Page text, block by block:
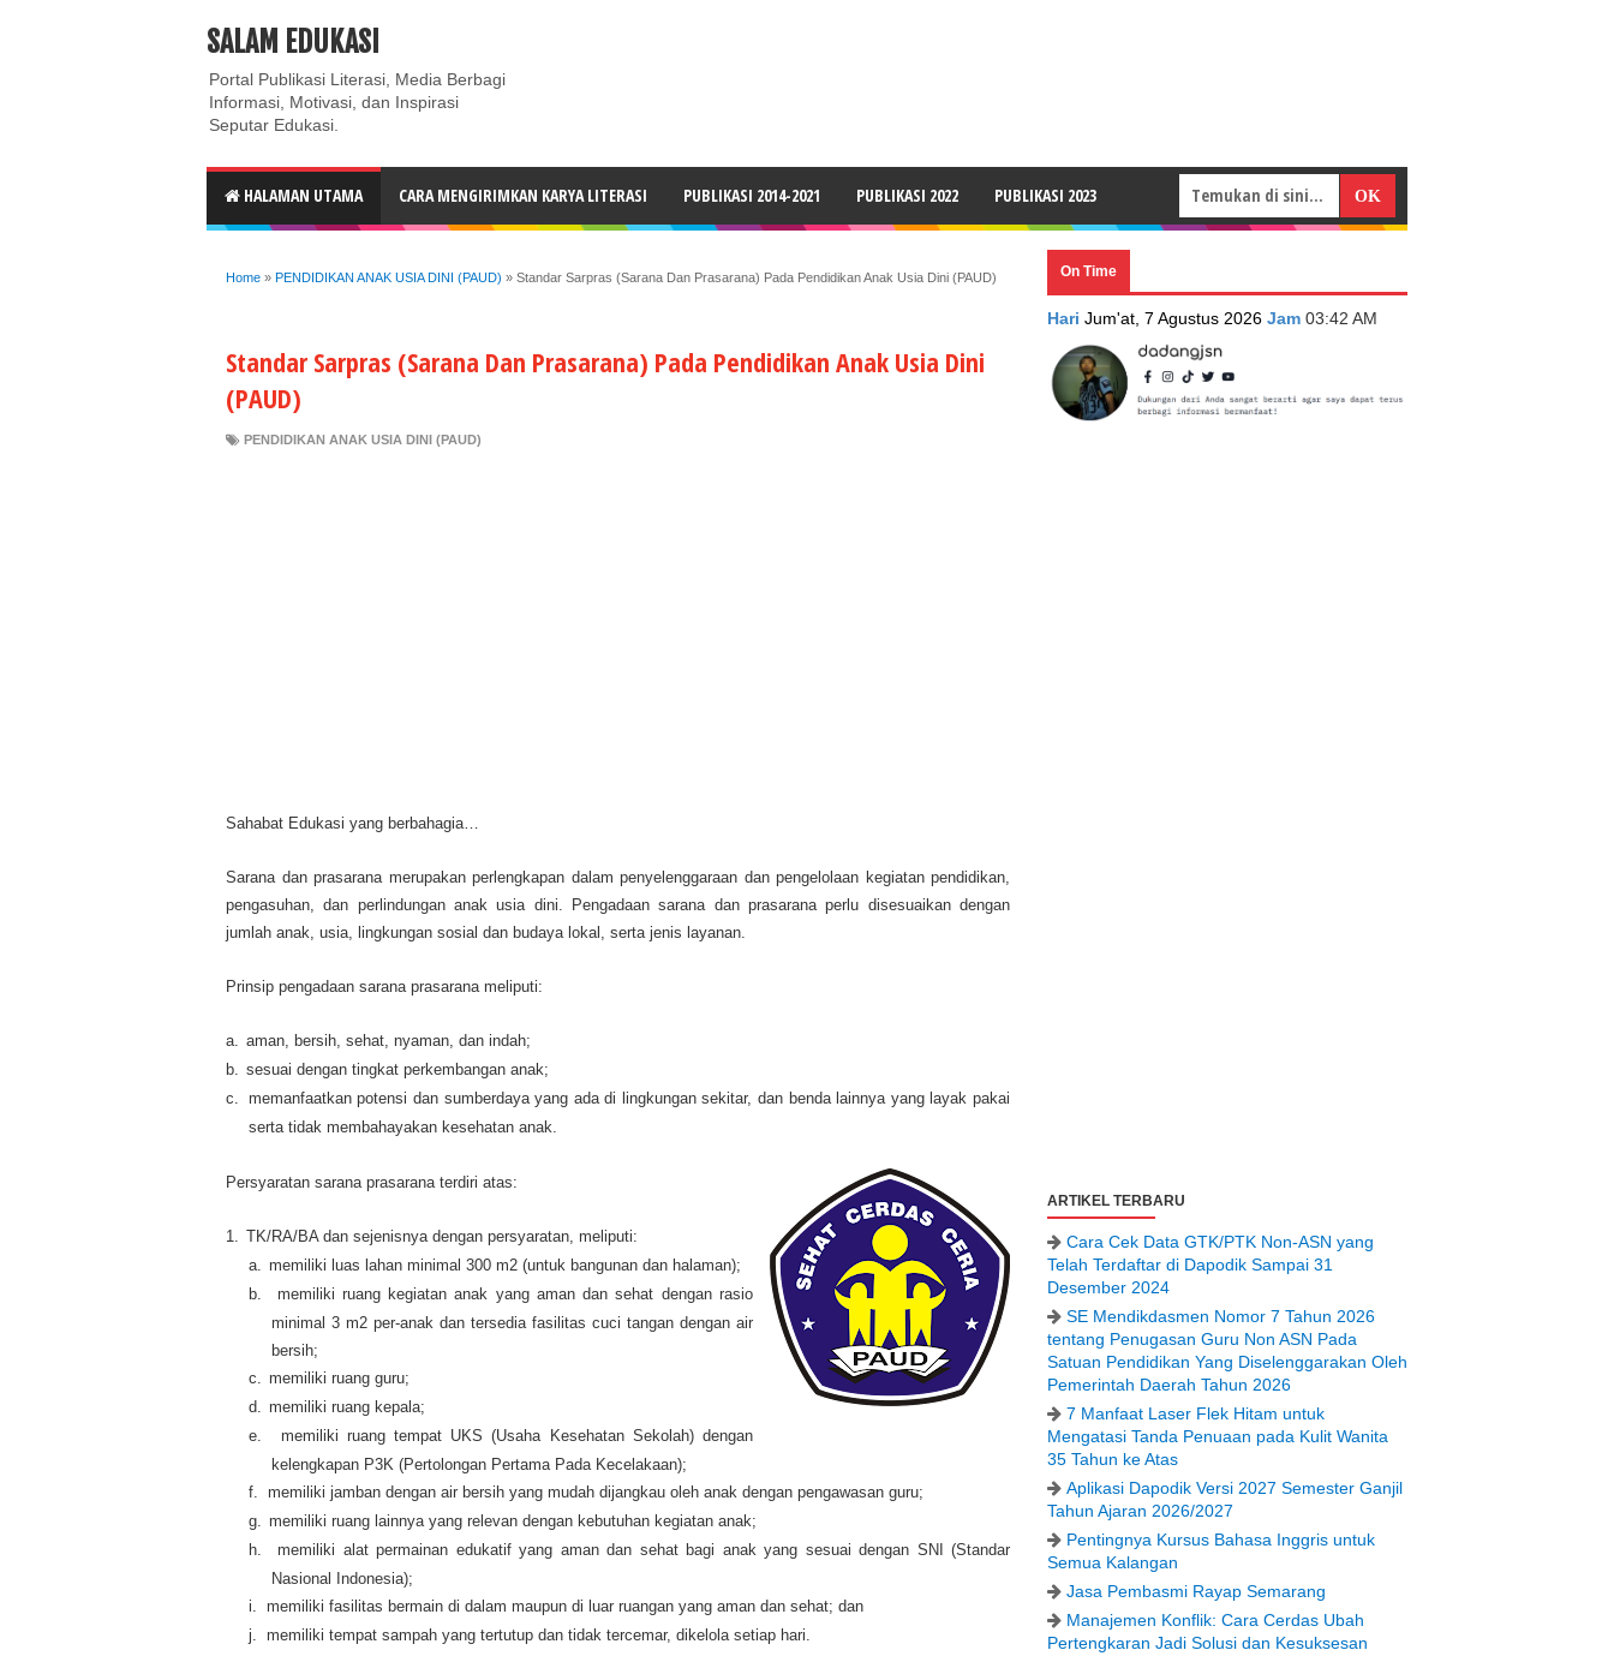
ABOUT CONTACT US
SALAM EDUKASI
Portal Publikasi Literasi, Media Berbagi
Informasi, Motivasi, dan Inspirasi
Seputar Edukasi.
HALAMAN UTAMA CARA MENGIRIMKAN KARYA LITERASI PUBLIKASI 2014-2021 PUBLIKASI 2022 PUBLIKASI 2023
Home » PENDIDIKAN ANAK USIA DINI (PAUD) » Standar Sarpras (Sarana Dan Prasarana) Pada Pendidikan Anak Usia Dini (PAUD)
Standar Sarpras (Sarana Dan Prasarana) Pada Pendidikan Anak Usia Dini
(PAUD)
PENDIDIKAN ANAK USIA DINI (PAUD)
Sahabat Edukasi yang berbahagia…
Sarana dan prasarana merupakan perlengkapan dalam penyelenggaraan dan pengelolaan kegiatan pendidikan,
pengasuhan, dan perlindungan anak usia dini. Pengadaan sarana dan prasarana perlu disesuaikan dengan
jumlah anak, usia, lingkungan sosial dan budaya lokal, serta jenis layanan.
Prinsip pengadaan sarana prasarana meliputi:
a. aman, bersih, sehat, nyaman, dan indah;
b. sesuai dengan tingkat perkembangan anak;
c. memanfaatkan potensi dan sumberdaya yang ada di lingkungan sekitar, dan benda lainnya yang layak pakai
serta tidak membahayakan kesehatan anak.
Persyaratan sarana prasarana terdiri atas:
1. TK/RA/BA dan sejenisnya dengan persyaratan, meliputi:
a. memiliki luas lahan minimal 300 m2 (untuk bangunan dan halaman);
b.
memiliki ruang kegiatan anak yang aman dan sehat dengan rasio
minimal 3 m2 per-anak dan tersedia fasilitas cuci tangan dengan air
bersih;
c. memiliki ruang guru;
d. memiliki ruang kepala;
e.
memiliki ruang tempat UKS (Usaha Kesehatan Sekolah) dengan
kelengkapan P3K (Pertolongan Pertama Pada Kecelakaan);
f. memiliki jamban dengan air bersih yang mudah dijangkau oleh anak dengan pengawasan guru;
g. memiliki ruang lainnya yang relevan dengan kebutuhan kegiatan anak;
h.
memiliki alat permainan edukatif yang aman dan sehat bagi anak yang sesuai dengan SNI (Standar
Nasional Indonesia);
i. memiliki fasilitas bermain di dalam maupun di luar ruangan yang aman dan sehat; dan
j. memiliki tempat sampah yang tertutup dan tidak tercemar, dikelola setiap hari.
On Time
Hari Jum'at, 7 Agustus 2026 Jam 03:42 AM
ARTIKEL TERBARU
Cara Cek Data GTK/PTK Non-ASN yang
Telah Terdaftar di Dapodik Sampai 31
Desember 2024
SE Mendikdasmen Nomor 7 Tahun 2026
tentang Penugasan Guru Non ASN Pada
Satuan Pendidikan Yang Diselenggarakan Oleh
Pemerintah Daerah Tahun 2026
7 Manfaat Laser Flek Hitam untuk
Mengatasi Tanda Penuaan pada Kulit Wanita
35 Tahun ke Atas
Aplikasi Dapodik Versi 2027 Semester Ganjil
Tahun Ajaran 2026/2027
Pentingnya Kursus Bahasa Inggris untuk
Semua Kalangan
Jasa Pembasmi Rayap Semarang
Manajemen Konflik: Cara Cerdas Ubah
Pertengkaran Jadi Solusi dan Kesuksesan